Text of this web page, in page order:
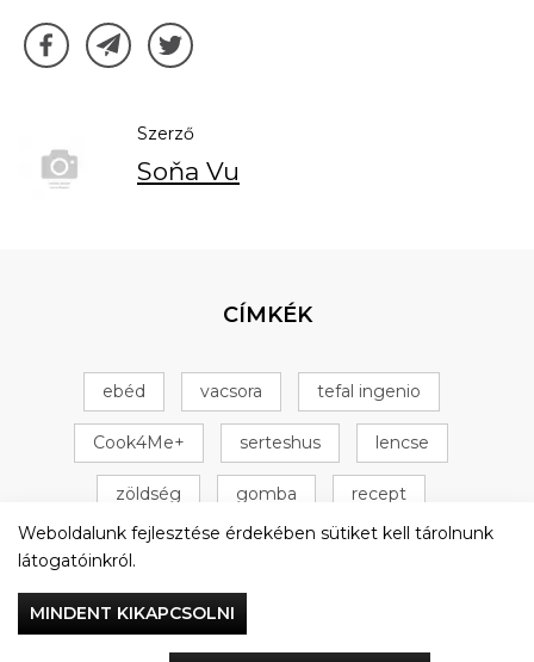
Szerző
Soňa Vu
CÍMKÉK
ebéd vacsora tefal ingenio
Cook4Me+ serteshus lencse
zöldség gomba recept
Tefal Cook4Me+ csirke + 16 következő
Weboldalunk fejlesztése érdekében sütiket kell tárolnunk
látogatóinkról.
MINDENT KIKAPCSOLNI